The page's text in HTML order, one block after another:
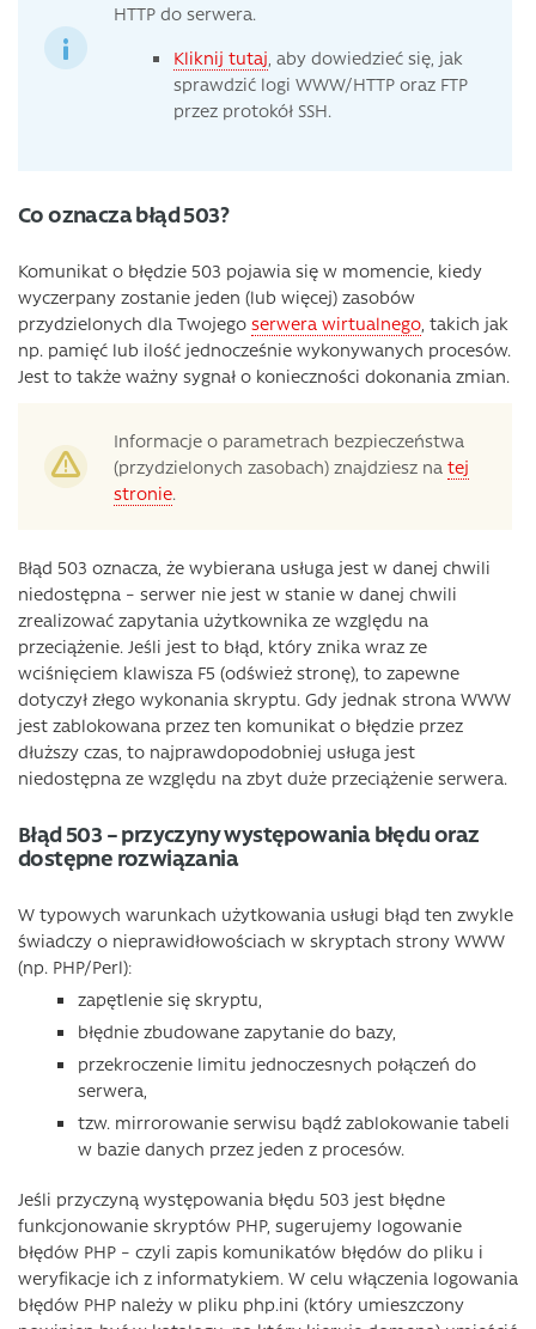
HTTP do serwera.
Kliknij tutaj, aby dowiedzieć się, jak
sprawdzić logi WWW/HTTP oraz FTP
przez protokół SSH.
Co oznacza błąd 503?
Komunikat o błędzie 503 pojawia się w momencie, kiedy
wyczerpany zostanie jeden (lub więcej) zasobów
przydzielonych dla Twojego serwera wirtualnego, takich jak
np. pamięć lub ilość jednocześnie wykonywanych procesów.
Jest to także ważny sygnał o konieczności dokonania zmian.
Informacje o parametrach bezpieczeństwa
(przydzielonych zasobach) znajdziesz na tej
stronie.
Błąd 503 oznacza, że wybierana usługa jest w danej chwili
niedostępna – serwer nie jest w stanie w danej chwili
zrealizować zapytania użytkownika ze względu na
przeciążenie. Jeśli jest to błąd, który znika wraz ze
wciśnięciem klawisza F5 (odśwież stronę), to zapewne
dotyczył złego wykonania skryptu. Gdy jednak strona WWW
jest zablokowana przez ten komunikat o błędzie przez
dłuższy czas, to najprawdopodobniej usługa jest
niedostępna ze względu na zbyt duże przeciążenie serwera.
Błąd 503 – przyczyny występowania błędu oraz
dostępne rozwiązania
W typowych warunkach użytkowania usługi błąd ten zwykle
świadczy o nieprawidłowościach w skryptach strony WWW
(np. PHP/Perl):
zapętlenie się skryptu,
błędnie zbudowane zapytanie do bazy,
przekroczenie limitu jednoczesnych połączeń do
serwera,
tzw. mirrorowanie serwisu bądź zablokowanie tabeli
w bazie danych przez jeden z procesów.
Jeśli przyczyną występowania błędu 503 jest błędne
funkcjonowanie skryptów PHP, sugerujemy logowanie
błędów PHP – czyli zapis komunikatów błędów do pliku i
weryfikacje ich z informatykiem. W celu włączenia logowania
błędów PHP należy w pliku php.ini (który umieszczony